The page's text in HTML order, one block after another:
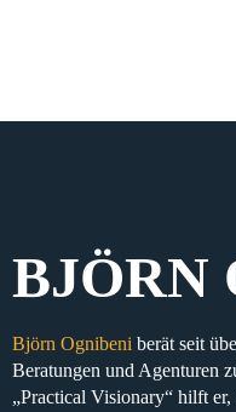
BJÖRN
Björn Ognibeni berät seit
Beratungen und Agenturen
„Practical Visionary“ hilft